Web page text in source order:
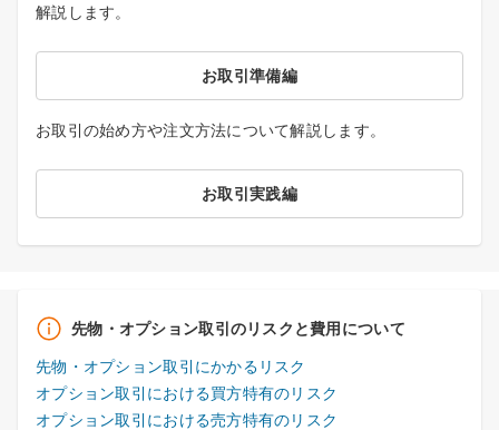
解説します。
お取引準備編
お取引の始め方や注文方法について解説します。
お取引実践編
先物・オプション取引のリスクと費用について
先物・オプション取引にかかるリスク
オプション取引における買方特有のリスク
オプション取引における売方特有のリスク